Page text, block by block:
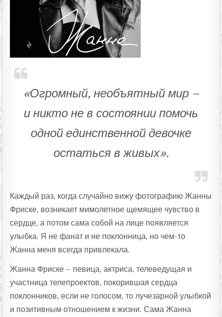
«Огромный, необъятный мир –
и никто не в состоянии помочь
одной единственной девочке
остаться в живых».
Каждый раз, когда случайно вижу фотографию Жанны
Фриске, возникает мимолетное щемящее чувство в
сердце, а потом сама собой на лице появляется
улыбка. Я не фанат и не поклонница, но чем-то
Жанна меня всегда привлекала.
Жанна Фриске – певица, актриса, телеведущая и
участница телепроектов, покорившая сердца
поклонников, если не голосом, то лучезарной улыбкой
и позитивным отношением к жизни. Сама Жанна